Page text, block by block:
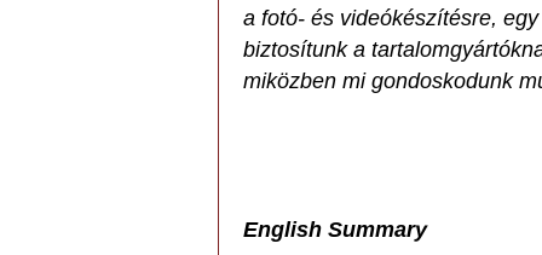
a fotó- és videókészítésre,
biztosítunk a
miközben mi gondoskodunk
English Summary